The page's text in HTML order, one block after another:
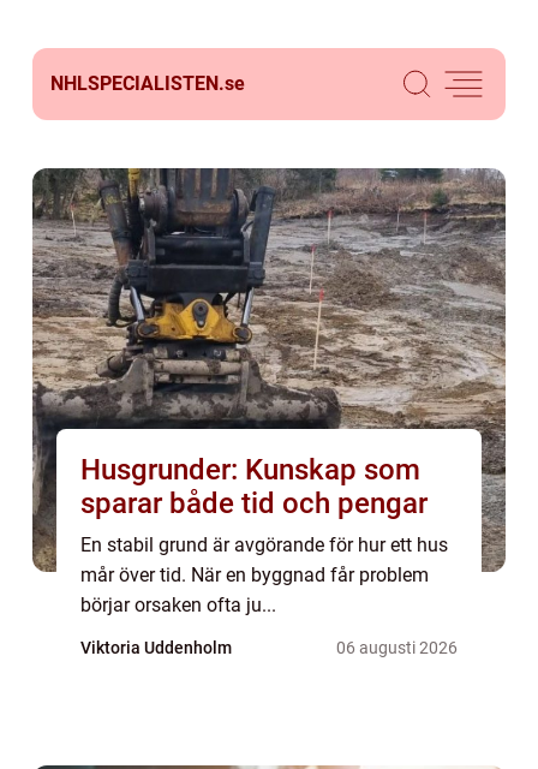
NHLSPECIALISTEN.se
Husgrunder: Kunskap som
sparar både tid och pengar
En stabil grund är avgörande för hur ett hus
mår över tid. När en byggnad får problem
börjar orsaken ofta ju...
Viktoria Uddenholm 06 augusti 2026